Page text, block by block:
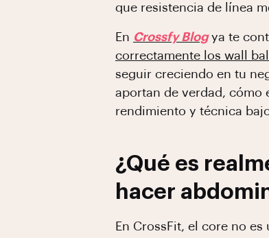
que resistencia de línea
En Crossfy Blogya te
correctamente los wall
seguir creciendo en tu
aportan de verdad, cómo
rendimiento y técnica
¿Qué es
hacer
En CrossFit, el core no